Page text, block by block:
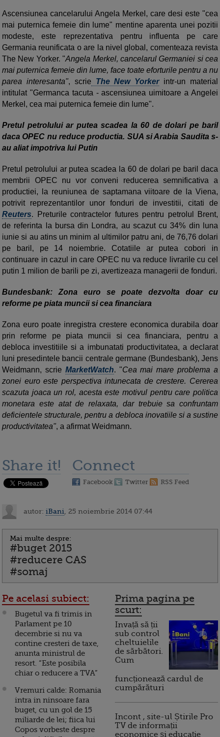
Ascensiunea cancelarului Angela Merkel, care desi este "cea
mai puternica femeie din lume" mentine aparenta unei pozitii
modeste, este reprezentativa pentru influenta pe care
Germania reunificata o are la nivel global, comenteaza revista
The New Yorker. "Angela Merkel, cancelarul Germaniei si cea
mai puternica femeie din lume, face toate eforturile pentru a nu
parea interesanta", scrie The New Yorkerintr-un material
intitulat "Germanca tacuta - ascensiunea uimitoare a Angelei
Merkel, cea mai puternica femeie din lume".
Pretul petrolului ar putea scadea la 60 de dolari pe baril
daca OPEC nu reduce productia. SUA si Arabia Saudita s-
au aliat impotriva lui Putin
Pretul petrolului ar putea scadea la 60 de dolari pe baril daca
membrii OPEC nu vor conveni reducerea semnificativa a
productiei, la reuniunea de saptamana viitoare de la Viena,
potrivit reprezentantilor unor fonduri de investitii, citati de
Reuters. Preturile contractelor futures pentru petrolul Brent,
de referinta la bursa din Londra, au scazut cu 34% din luna
iunie si au atins un minim al ultimilor patru ani, de 76,76 dolari
pe baril, pe 14 noiembrie. Cotatiile ar putea cobori in
continuare in cazul in care OPEC nu va reduce livrarile cu cel
putin 1 milion de barili pe zi, avertizeaza managerii de fonduri.
Bundesbank: Zona euro se poate dezvolta doar cu
reforme pe piata muncii si cea financiara
Zona euro poate inregistra crestere economica durabila doar
prin reforme pe piata muncii si cea financiara, pentru a
debloca investitiile si a imbunatati productivitatea, a declarat
luni presedintele bancii centrale germane (Bundesbank), Jens
Weidmann, scrie MarketWatch. "Cea mai mare problema a
zonei euro este perspectiva intunecata de crestere. Cererea
scazuta joaca un rol, acesta este motivul pentru care politica
monetara este atat de relaxata, dar trebuie sa confruntam
deficientele structurale, pentru a debloca inovatiile si a sustine
productivitatea", a afirmat Weidmann.
Share it! Connect
Facebook Twitter RSS Feed
autor: iBani , 25 noiembrie 2014 07:44
Mai multe despre:
#buget 2015
#reducere CAS
#somaj
Pe acelasi subiect:
Bugetul va fi trimis in
Parlament pe 10
decembrie si nu va
contine cresteri de taxe,
anunta ministrul de
resort. “Este posibila
chiar o reducere a TVA”
Vremuri calde: Romania
intra in ninsoare fara
buget, cu un gol de 15
miliarde de lei; fiica lui
Copos vorbeste despre
Prima pagina pe
scurt:
Invață să ții
sub control
cheltuielile
de sărbători.
Cum
funcționează cardul de
cumpărături
Incont , site-ul Știrile Pro
TV de informații
economice și educație